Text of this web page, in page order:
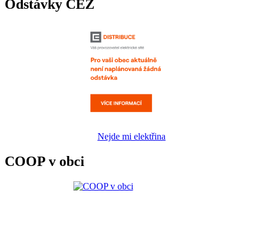
Odstávky ČEZ
Nejde mi elektřina
COOP v obci